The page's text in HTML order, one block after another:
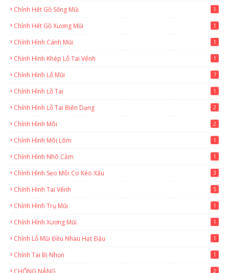
Chỉnh Hết Gồ Sống Mũi 1
Chỉnh Hết Gồ Xương Mũi 1
Chỉnh Hình Cánh Mũi 1
Chỉnh Hình Khép Lỗ Tai Vểnh 1
Chỉnh Hình Lỗ Mũi 7
Chỉnh Hình Lỗ Tai 1
Chỉnh Hình Lỗ Tai Biến Dạng 2
Chỉnh Hình Môi 2
Chỉnh Hình Môi Lõm 1
Chỉnh Hình Nhô Cằm 1
Chỉnh Hình Sẹo Môi Co Kéo Xấu 3
Chỉnh Hình Tai Vểnh 5
Chỉnh Hình Trụ Mũi 1
Chỉnh Hình Xương Mũi 1
Chỉnh Lỗ Mũi Đều Nhau Hạt Đậu 1
Chỉnh Tai Bị Nhọn 1
CHỐNG NẮNG 2